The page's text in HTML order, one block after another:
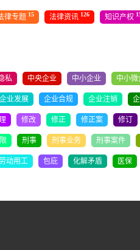
律专题 15 法律资讯 126 知识产权
私 中央企业 中小企业 中小微
企业发展 企业合规 企业注销
修改 修正 修正案 修订
刑事 刑事业务 刑事案件
动用工 包庇 化解矛盾 医保